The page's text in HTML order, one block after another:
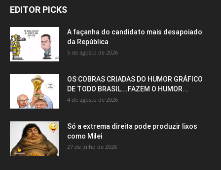
EDITOR PICKS
A façanha do candidato mais desapoiado
da República
5 de agosto de 2026
OS COBRAS CRIADAS DO HUMOR GRÁFICO
DE TODO BRASIL….FAZEM O HUMOR...
4 de agosto de 2026
Só a extrema direita pode produzir lixos
como Milei
27 de julho de 2026